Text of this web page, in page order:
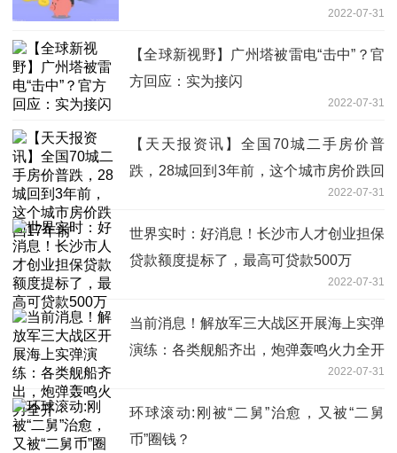
2022-07-31
【全球新视野】广州塔被雷电“击中”？官
方回应：实为接闪
2022-07-31
【天天报资讯】全国70城二手房价普
跌，28城回到3年前，这个城市房价跌回
2022-07-31
世界实时：好消息！长沙市人才创业担保
贷款额度提标了，最高可贷款500万
2022-07-31
当前消息！解放军三大战区开展海上实弹
演练：各类舰船齐出，炮弹轰鸣火力全开
2022-07-31
环球滚动:刚被“二舅”治愈，又被“二舅
币”圈钱？